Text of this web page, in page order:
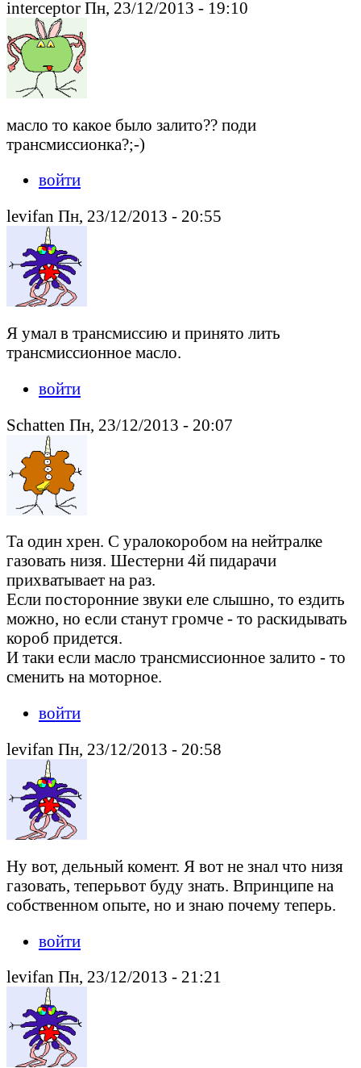
interceptor Пн, 23/12/2013 - 19:10
масло то какое было залито?? поди
трансмиссионка?;-)
войти
levifan Пн, 23/12/2013 - 20:55
Я умал в трансмиссию и принято лить
трансмиссионное масло.
войти
Schatten Пн, 23/12/2013 - 20:07
Та один хрен. С уралокоробом на нейтралке
газовать низя. Шестерни 4й пидарачи
прихватывает на раз.
Если посторонние звуки еле слышно, то ездить
можно, но если станут громче - то раскидывать
короб придется.
И таки если масло трансмиссионное залито - то
сменить на моторное.
войти
levifan Пн, 23/12/2013 - 20:58
Ну вот, дельный комент. Я вот не знал что низя
газовать, теперьвот буду знать. Впринципе на
собственном опыте, но и знаю почему теперь.
войти
levifan Пн, 23/12/2013 - 21:21